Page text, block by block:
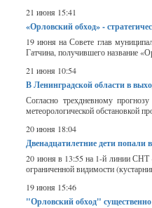
21 июня 15:41
«Орловский обход» -
19 июня на Совете глав
Гатчина, получившего название
21 июня 10:54
В Ленинградской области в
Согласно трехдневному
метеорологической обстановкой
20 июня 18:04
Двенадцатилетние дети попали
20 июня в 13:55 на 1-й линии СНТ
ограниченной видимости
19 июня 15:46
"Орловский обход" существенно